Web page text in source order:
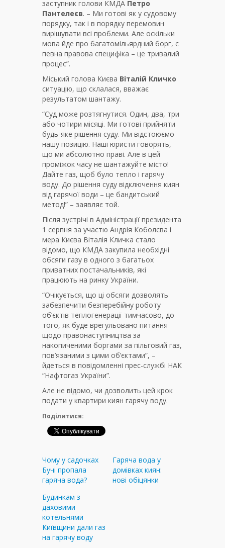
заступник голови КМДА Петро
Пантелеєв. – Ми готові як у судовому
порядку, так і в порядку перемовин
вирішувати всі проблеми. Але оскільки
мова йде про багатомільярдний борг, є
певна правова специфіка – це тривалий
процес”.
Міський голова Києва Віталій Кличко
ситуацію, що склалася, вважає
результатом шантажу.
“Суд може розтягнутися. Один, два, три
або чотири місяці. Ми готові прийняти
будь-яке рішення суду. Ми відстоюємо
нашу позицію. Наші юристи говорять,
що ми абсолютно праві. Але в цей
проміжок часу не шантажуйте місто!
Дайте газ, щоб було тепло і гарячу
воду. До рішення суду відключення киян
від гарячої води – це бандитський
метод!” – заявляє той.
Після зустрічі в Адміністрації президента
1 серпня за участю Андрія Коболєва і
мера Києва Віталія Кличка стало
відомо, що КМДА закупила необхідні
обсяги газу в одного з багатьох
приватних постачальників, які
працюють на ринку України.
“Очікується, що ці обсяги дозволять
забезпечити безперебійну роботу
об’єктів теплогенерації тимчасово, до
того, як буде врегульовано питання
щодо правонаступництва за
накопиченими боргами за пільговий газ,
пов’язаними з цими об’єктами”, –
йдеться в повідомленні прес-службі НАК
“Нафтогаз України”.
Але не відомо, чи дозволить цей крок
подати у квартири киян гарячу воду.
Поділитися:
Чому у садочках
Бучі пропала
гаряча вода?
Гаряча вода у
домівках киян:
нові обіцянки
Будинкам з
даховими
котельнями
Київщини дали газ
на гарячу воду